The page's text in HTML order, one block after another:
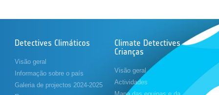
Detectives Climáticos
Visão geral
Informação sobre o país
Galeria de projectos 2024-2025
Climate Detectives
Crianças
Visão geral
Actividades